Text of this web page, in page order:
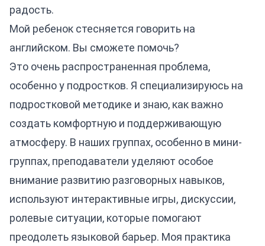
радость.
Мой ребенок стесняется говорить на
английском. Вы сможете помочь?
Это очень распространенная проблема,
особенно у подростков. Я специализируюсь на
подростковой методике и знаю, как важно
создать комфортную и поддерживающую
атмосферу. В наших группах, особенно в мини-
группах, преподаватели уделяют особое
внимание развитию разговорных навыков,
используют интерактивные игры, дискуссии,
ролевые ситуации, которые помогают
преодолеть языковой барьер. Моя практика